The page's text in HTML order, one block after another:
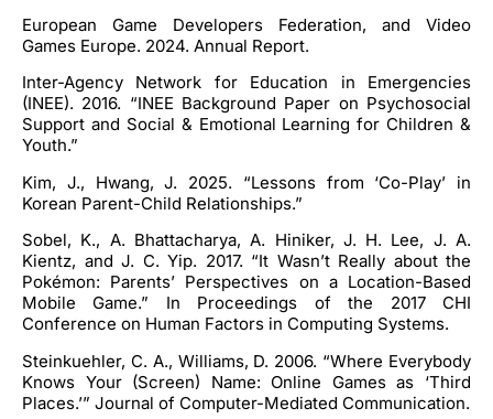
European Game Developers Federation, and Video
Games Europe. 2024. Annual Report.
Inter-Agency Network for Education in Emergencies
(INEE). 2016. “INEE Background Paper on Psychosocial
Support and Social & Emotional Learning for Children &
Youth.”
Kim, J., Hwang, J. 2025. “Lessons from ‘Co-Play’ in
Korean Parent-Child Relationships.”
Sobel, K., A. Bhattacharya, A. Hiniker, J. H. Lee, J. A.
Kientz, and J. C. Yip. 2017. “It Wasn’t Really about the
Pokémon: Parents’ Perspectives on a Location-Based
Mobile Game.” In Proceedings of the 2017 CHI
Conference on Human Factors in Computing Systems.
Steinkuehler, C. A., Williams, D. 2006. “Where Everybody
Knows Your (Screen) Name: Online Games as ‘Third
Places.’” Journal of Computer-Mediated Communication.